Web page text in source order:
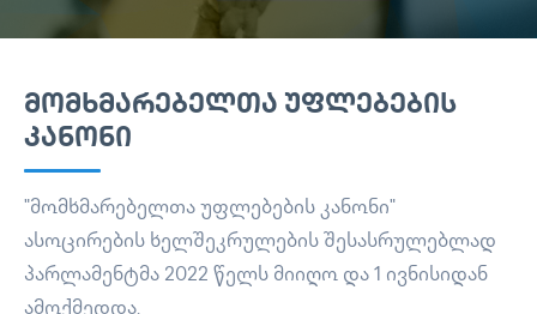
ᲛᲝᲛᲮᲛᲐᲠᲔᲑᲔᲚᲗᲐ ᲣᲤᲚᲔᲑᲔᲑᲘᲡ
ᲙᲐᲜᲝᲜᲘ
"მომხმარებელთა უფლებების კანონი"
ასოცირების ხელშეკრულების შესასრულებლად
პარლამენტმა 2022 წელს მიიღო და 1 ივნისიდან